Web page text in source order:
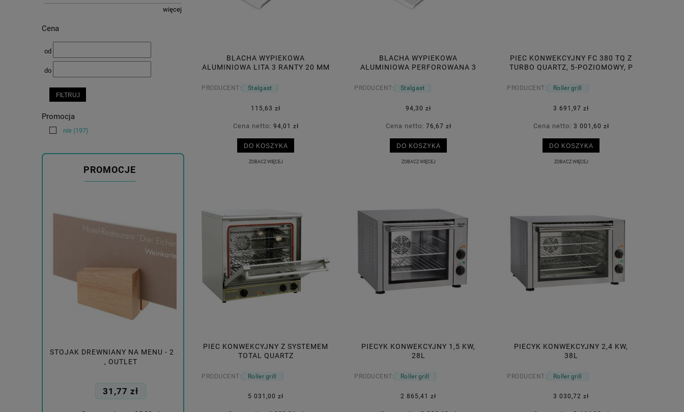
więcej
Cena
od
do
FILTRUJ
Promocja
nie (197)
PROMOCJE
STOJAK DREWNIANY NA MENU - 2 SZT.
, OUTLET
31,77 zł
STOJAK BUFETOWY TRIANGLE JASNY
OUTLET
TALERZ GŁĘBOKI; TOLEDO; O 240 MM
KIELISZEK DO WÓDKI BOSTON SHOTS;
BLACHA WYPIEKOWA
ALUMINIOWA LITA 3 RANTY 20 MM
PRODUCENT: Stalgast
115,63 zł
Cena netto: 94,01 zł
DO KOSZYKA
ZOBACZ WIĘCEJ
BLACHA WYPIEKOWA
ALUMINIOWA PERFOROWANA 3
PRODUCENT: Stalgast
94,30 zł
Cena netto: 76,67 zł
DO KOSZYKA
ZOBACZ WIĘCEJ
PIEC KONWEKCYJNY FC 380 TQ Z
TURBO QUARTZ, 5-POZIOMOWY, P
PRODUCENT: Roller grill
3 691,97 zł
Cena netto: 3 001,60 zł
DO KOSZYKA
ZOBACZ WIĘCEJ
PIEC KONWEKCYJNY Z SYSTEMEM
TOTAL QUARTZ
PRODUCENT: Roller grill
5 031,00 zł
PIECYK KONWEKCYJNY 1,5 KW,
28L
PRODUCENT: Roller grill
2 865,41 zł
PIECYK KONWEKCYJNY 2,4 KW,
38L
PRODUCENT: Roller grill
3 030,72 zł